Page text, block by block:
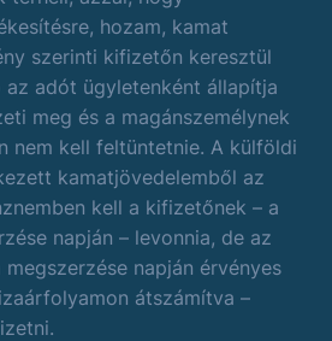
hozam, kamat
szerinti kifizetőn keresztül
adót ügyletenként állapítja
meg és a magánszemélynek
nem kell feltüntetnie. A külföldi
kamatjövedelemből az
kell a kifizetőnek – a
napján – levonnia, de az
napján érvényes
átszámítva –